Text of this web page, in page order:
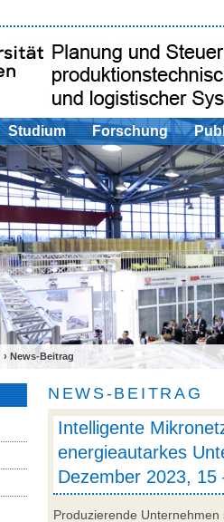
Studium Forschung
› News-Beitrag
NEWS-BEITRAG
Intelligente
energieautarkes
Dezember 2023, 15
Produzierende